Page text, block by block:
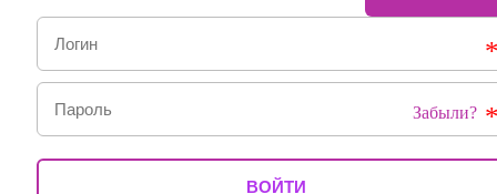
Забыли?